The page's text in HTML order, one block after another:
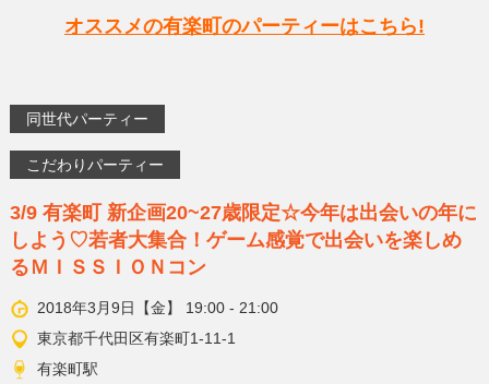
オススメの有楽町のパーティーはこちら!
同世代パーティー
こだわりパーティー
3/9 有楽町 新企画20~27歳限定☆今年は出会いの年に
しよう♡若者大集合！ゲーム感覚で出会いを楽しめ
るＭＩＳＳＩＯＮコン
2018年3月9日【金】 19:00 - 21:00
東京都千代田区有楽町1-11-1
有楽町駅